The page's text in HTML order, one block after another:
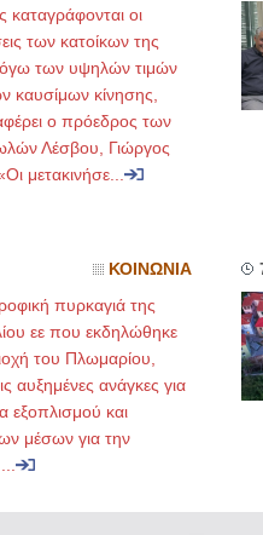
καταγράφονται οι
των κατοίκων της
των υψηλών τιμών
καυσίμων κίνησης,
ο πρόεδρος των
Λέσβου, Γιώργος
μετακινήσε...
ΚΟΙΝΩΝΙΑ
πυρκαγιά της
εε που εκδηλώθηκε
του Πλωμαρίου,
αυξημένες ανάγκες για
εξοπλισμού και
μέσων για την